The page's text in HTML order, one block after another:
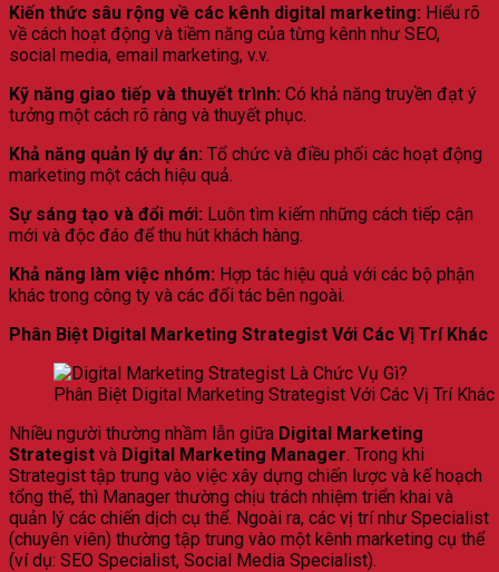
Kiến thức sâu rộng về các kênh digital marketing: Hiểu rõ
về cách hoạt động và tiềm năng của từng kênh như SEO,
social media, email marketing, v.v.
Kỹ năng giao tiếp và thuyết trình: Có khả năng truyền đạt ý
tưởng một cách rõ ràng và thuyết phục.
Khả năng quản lý dự án: Tổ chức và điều phối các hoạt động
marketing một cách hiệu quả.
Sự sáng tạo và đổi mới: Luôn tìm kiếm những cách tiếp cận
mới và độc đáo để thu hút khách hàng.
Khả năng làm việc nhóm: Hợp tác hiệu quả với các bộ phận
khác trong công ty và các đối tác bên ngoài.
Phân Biệt Digital Marketing Strategist Với Các Vị Trí Khác
Phân Biệt Digital Marketing Strategist Với Các Vị Trí Khác
Nhiều người thường nhầm lẫn giữa Digital Marketing
Strategist và Digital Marketing Manager. Trong khi
Strategist tập trung vào việc xây dựng chiến lược và kế hoạch
tổng thể, thì Manager thường chịu trách nhiệm triển khai và
quản lý các chiến dịch cụ thể. Ngoài ra, các vị trí như Specialist
(chuyên viên) thường tập trung vào một kênh marketing cụ thể
(ví dụ: SEO Specialist, Social Media Specialist).